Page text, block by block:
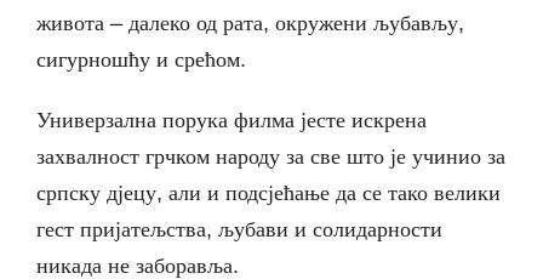
живота – далеко од рата, окружени љубављу,
сигурношћу и срећом.
Универзална порука филма јесте искрена
захвалност грчком народу за све што је учинио за
српску дјецу, али и подсјећање да се тако велики
гест пријатељства, љубави и солидарности
никада не заборавља.